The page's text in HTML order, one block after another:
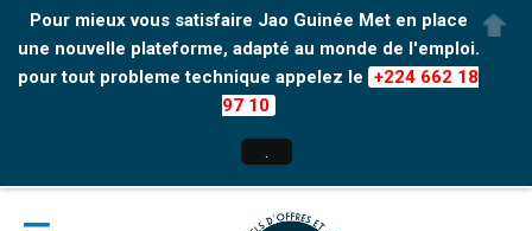
Pour mieux vous satisfaire Jao Guinée Met en place
une nouvelle plateforme, adapté au monde de l'emploi.
pour tout probleme technique appelez le +224 662 18
97 10